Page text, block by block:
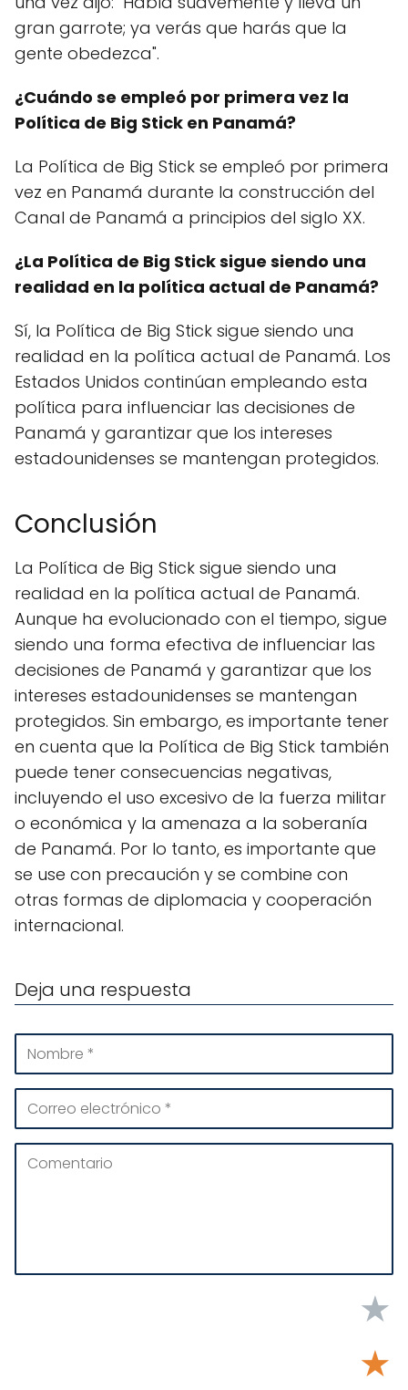
gran garrote; ya verás que harás que la
gente obedezca".
¿Cuándo se empleó por primera vez la
Política de Big Stick en Panamá?
La Política de Big Stick se empleó por primera
vez en Panamá durante la construcción del
Canal de Panamá a principios del siglo XX.
¿La Política de Big Stick sigue siendo una
realidad en la política actual de Panamá?
Sí, la Política de Big Stick sigue siendo una
realidad en la política actual de Panamá. Los
Estados Unidos continúan empleando esta
política para influenciar las decisiones de
Panamá y garantizar que los intereses
estadounidenses se mantengan protegidos.
Conclusión
La Política de Big Stick sigue siendo una
realidad en la política actual de Panamá.
Aunque ha evolucionado con el tiempo, sigue
siendo una forma efectiva de influenciar las
decisiones de Panamá y garantizar que los
intereses estadounidenses se mantengan
protegidos. Sin embargo, es importante tener
en cuenta que la Política de Big Stick también
puede tener consecuencias negativas,
incluyendo el uso excesivo de la fuerza militar
o económica y la amenaza a la soberanía
de Panamá. Por lo tanto, es importante que
se use con precaución y se combine con
otras formas de diplomacia y cooperación
internacional.
Deja una respuesta
★
★